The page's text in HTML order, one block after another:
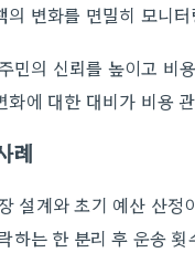
변화를 면밀히 모니
민의 신뢰를 높이고
에 대한 대비가 비용
례
설계와 초기 예산 산
하는 한 분리 후 운송